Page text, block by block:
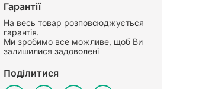
Гарантії
На весь товар розповсюджується
гарантія.
Ми зробимо все можливе, щоб Ви
залишилися задоволені
Поділитися